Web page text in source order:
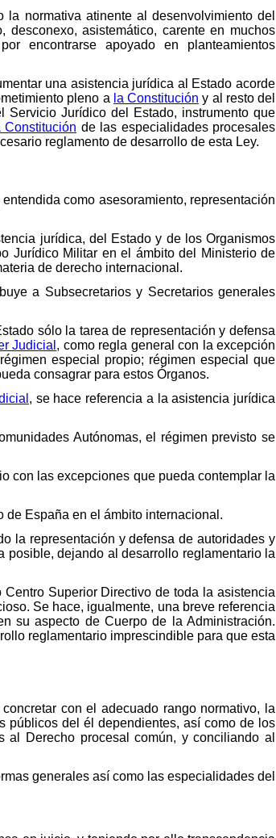
normativa atinente al desenvolvimiento del
asistemático, carente en muchos
encontrarse apoyado en planteamientos
una asistencia jurídica al Estado acorde
pleno a la Constitución y al resto del
Servicio Jurídico del Estado, instrumento que
Constitución de las especialidades procesales
reglamento de desarrollo de esta Ley.
como asesoramiento, representación
jurídica, del Estado y de los Organismos
Jurídico Militar en el ámbito del Ministerio de
de derecho internacional.
a Subsecretarios y Secretarios generales
sólo la tarea de representación y defensa
Judicial , como regla general con la excepción
especial propio; régimen especial que
consagrar para estos Órganos.
, se hace referencia a la asistencia jurídica
Autónomas, el régimen previsto se
con las excepciones que pueda contemplar la
de España en el ámbito internacional.
la representación y defensa de autoridades y
dejando al desarrollo reglamentario la
Superior Directivo de toda la asistencia
Se hace, igualmente, una breve referencia
su aspecto de Cuerpo de la Administración.
reglamentario imprescindible para que esta
con el adecuado rango normativo, la
públicos del él dependientes, así como de los
al Derecho procesal común, y conciliando al
generales así como las especialidades del